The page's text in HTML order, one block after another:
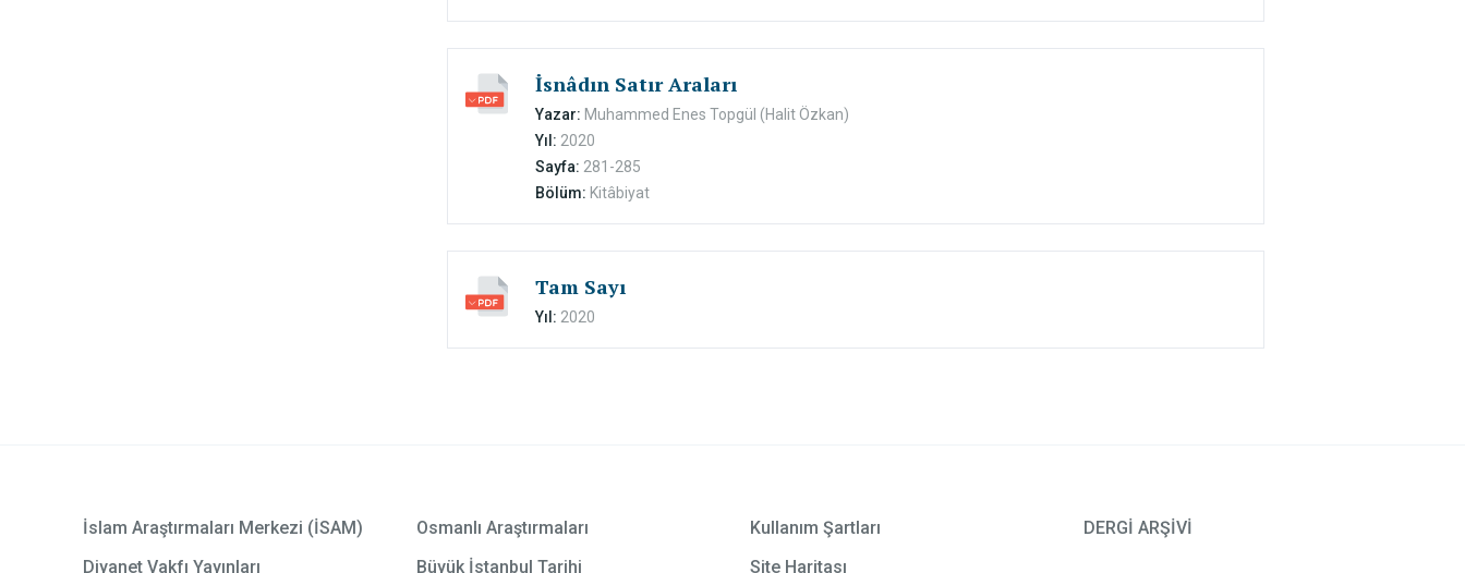
İsnâdın Satır Araları
Yazar: Muhammed Enes Topgül (Halit Özkan)
Yıl: 2020
Sayfa: 281-285
Bölüm: Kitâbiyat
Tam Sayı
Yıl: 2020
İslam Araştırmaları Merkezi (İSAM)
Diyanet Vakfı Yayınları
Osmanlı Araştırmaları
Büyük İstanbul Tarihi
Kullanım Şartları
Site Haritası
DERGİ ARŞİVİ